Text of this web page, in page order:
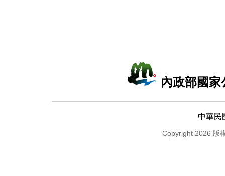
內政部國
中華民
Copyright 2026 版